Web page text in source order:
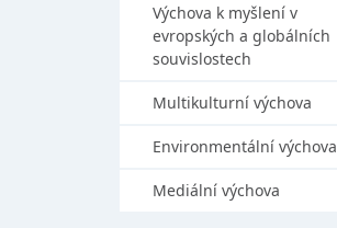
Výchova k myšlení v
evropských a globálních
souvislostech
Multikulturní výchova
Environmentální výchova
Mediální výchova